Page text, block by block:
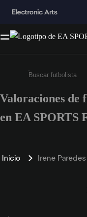
Escribe un
Valoraciones de
en EA SPORTS
Inicio Irene Paredes